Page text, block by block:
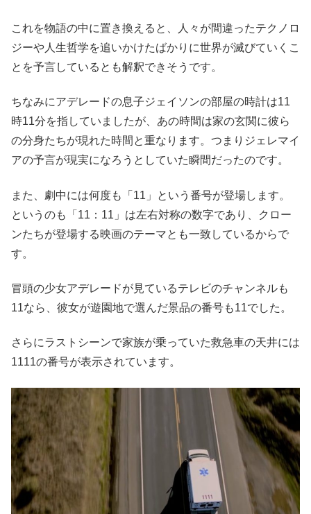
これを物語の中に置き換えると、人々が間違ったテクノロ
ジーや人生哲学を追いかけたばかりに世界が滅びていくこ
とを予言しているとも解釈できそうです。
ちなみにアデレードの息子ジェイソンの部屋の時計は11
時11分を指していましたが、あの時間は家の玄関に彼ら
の分身たちが現れた時間と重なります。つまりジェレマイ
アの予言が現実になろうとしていた瞬間だったのです。
また、劇中には何度も「11」という番号が登場します。
というのも「11：11」は左右対称の数字であり、クロー
ンたちが登場する映画のテーマとも一致しているからで
す。
冒頭の少女アデレードが見ているテレビのチャンネルも
11なら、彼女が遊園地で選んだ景品の番号も11でした。
さらにラストシーンで家族が乗っていた救急車の天井には
1111の番号が表示されています。